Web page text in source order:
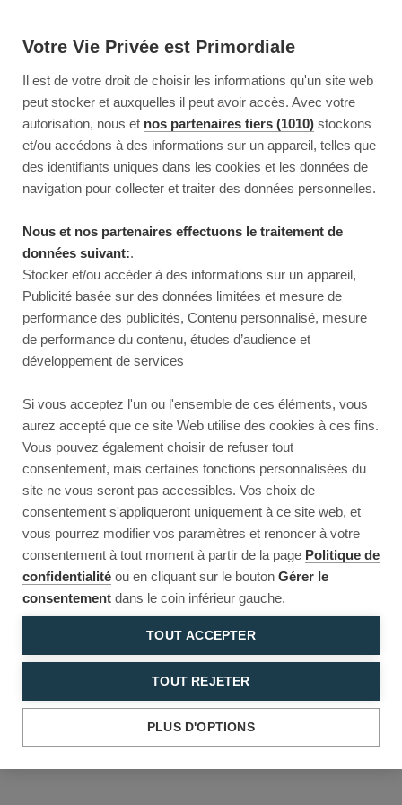
Votre Vie Privée est Primordiale
Il est de votre droit de choisir les informations qu'un site web
peut stocker et auxquelles il peut avoir accès. Avec votre
autorisation, nous et nos partenaires tiers (1010) stockons
et/ou accédons à des informations sur un appareil, telles que
des identifiants uniques dans les cookies et les données de
navigation pour collecter et traiter des données personnelles.
Nous et nos partenaires effectuons le traitement de
données suivant:.
Stocker et/ou accéder à des informations sur un appareil,
Publicité basée sur des données limitées et mesure de
performance des publicités, Contenu personnalisé, mesure
de performance du contenu, études d’audience et
développement de services
Si vous acceptez l'un ou l'ensemble de ces éléments, vous
aurez accepté que ce site Web utilise des cookies à ces fins.
Vous pouvez également choisir de refuser tout
consentement, mais certaines fonctions personnalisées du
site ne vous seront pas accessibles. Vos choix de
consentement s'appliqueront uniquement à ce site web, et
vous pourrez modifier vos paramètres et renoncer à votre
consentement à tout moment à partir de la page Politique de
confidentialité ou en cliquant sur le bouton Gérer le
consentement dans le coin inférieur gauche.
TOUT ACCEPTER
TOUT REJETER
PLUS D'OPTIONS
Reload to try again, or go back.
Reload Back